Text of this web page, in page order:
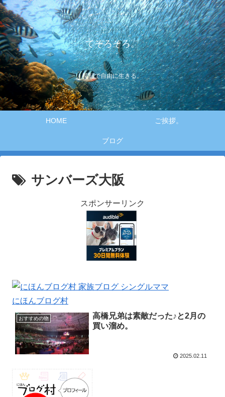
てそろそろ。
笑顔で自由に生きる。
HOME ご挨拶。
ブログ
サンバーズ大阪
スポンサーリンク
にほんブログ村
おすすめの物
高橋兄弟は素敵だった♪と2月の
買い溜め。
2025.02.11